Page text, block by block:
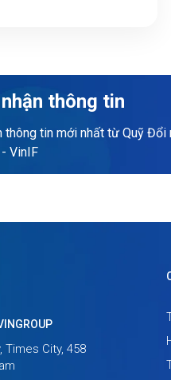
thông tin
thông tin mới nhất từ Quỹ Đổi
VinIF
Times City, 458